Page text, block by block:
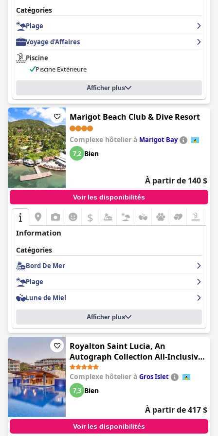
Catégories
Plage
Voyage d'Affaires
Piscine
Piscine Extérieure
Afficher plus
Marigot Beach Club & Dive Resort
Complexe hôtelier à Marigot Bay
7,2 Bien
À partir de 140 $
Voir les disponibilités
$
Information
Catégories
Bord De Mer
Plage
Lune de Miel
Afficher plus
Royalton Saint Lucia, An
Autograph Collection All-Inclusive
Resort
Complexe hôtelier à Gros Islet
7,3 Bien
À partir de 417 $
Voir les disponibilités